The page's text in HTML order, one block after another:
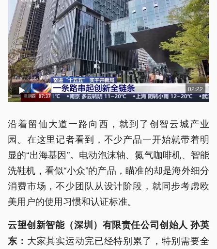
02:22
沿着留仙大道一路向西，就到了创智云城产业
园。在这里记者看到，不少产品一开始就带着明
显的“出海基因”。电动泡沫轴、氮气咖啡机、智能
洗鞋机，看似“小众”的产品，瞄准的却是海外细分
消费市场，不少团队从设计阶段，就同步考虑欧
美用户的使用习惯和认证标准。
云望创新智能（深圳）有限责任公司创始人 孙英
东： 大家其实运动完已经特别累了，特别需要全